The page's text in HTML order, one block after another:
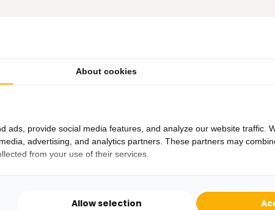
Heb je een vraag?
Bereikbaar van ma - vr 10:00 tot 17:00
0162-231130
klantenservice@bazaaronline.nl
About cookies
ads, provide social media features, and analyze our website traffic.
advertising, and analytics partners. These partners may
from your use of their services.
Allow selection